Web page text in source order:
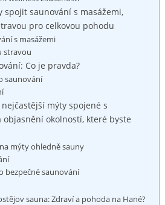
spojit saunování s masážemi,
pro celkovou pohodu
s masážemi
stravou
Co je pravda?
saunování
mýty spojené s
okolností, které byste
mýty ohledně sauny
bezpečné saunování
sauna: Zdraví a pohoda na Hané?